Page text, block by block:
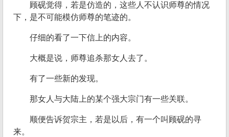
顾砚觉得，若是仿造的，这些人不认识师尊的情况
下，是不可能模仿师尊的笔迹的。
仔细的看了一下信上的内容。
大概是说，师尊追杀那女人去了。
有了一些新的发现。
那女人与大陆上的某个强大宗门有一些关联。
顺便告诉贺宗主，若是以后，有一个叫顾砚的寻
来。